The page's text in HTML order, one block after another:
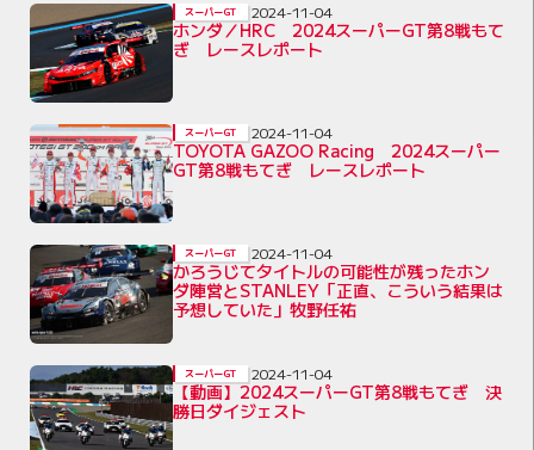
ホンダ／HRC 2024スーパーGT第8戦もて
ぎ レースレポート
スーパーGT 2024-11-04
TOYOTA GAZOO Racing 2024スーパー
GT第8戦もてぎ レースレポート
スーパーGT 2024-11-04
かろうじてタイトルの可能性が残ったホン
ダ陣営とSTANLEY「正直、こういう結果は
予想していた」牧野任祐
スーパーGT 2024-11-04
【動画】2024スーパーGT第8戦もてぎ 決
勝日ダイジェスト
スーパーGT 2024-11-04